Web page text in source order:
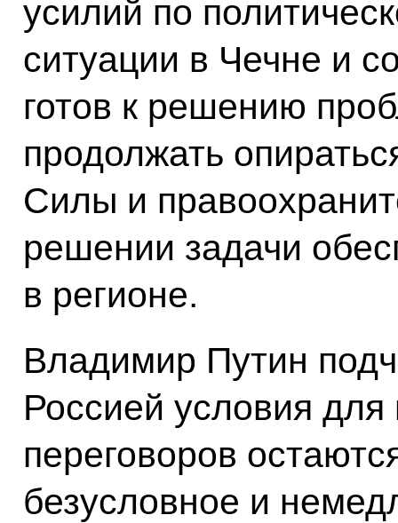
усилий по
ситуации в Чечне и
готов к решению
продолжать
Силы и
решении задачи
в регионе.
Владимир Путин
Россией условия для
переговоров
безусловное и